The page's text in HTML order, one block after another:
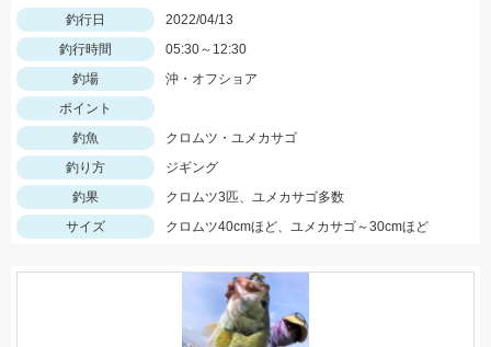
釣行日
2022/04/13
釣行時間
05:30～12:30
釣場
沖・オフショア
ポイント
釣魚
クロムツ・ユメカサゴ
釣り方
ジギング
釣果
クロムツ3匹、ユメカサゴ多数
サイズ
クロムツ40cmほど、ユメカサゴ～30cmほど